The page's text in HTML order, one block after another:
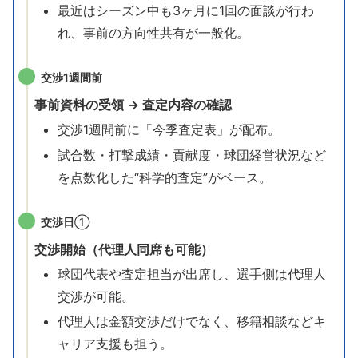
最近はシーズン中も3ヶ月に1回の面談が行わ
れ、事前の方向性共有が一般化。
交渉1週間前
事前資料の受領 → 査定内容の確認
交渉1週間前に「今季査定表」が配布。
試合数・打撃成績・貢献度・球団経営状況など
を点数化した“科学的査定”がベース。
交渉日①
交渉開始（代理人同席も可能）
球団代表や査定担当が出席し、選手側は代理人
交渉が可能。
代理人は金額交渉だけでなく、移籍相談などキ
ャリア支援も担う。